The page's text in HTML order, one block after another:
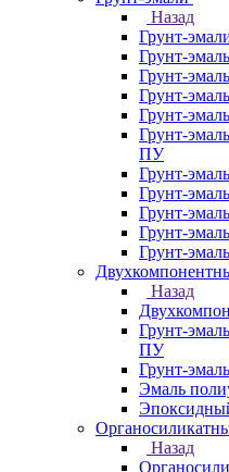
Назад
Грунт-
Грунт-
Грунт-
Грунт-
Грунт-
Грунт-
ПУ
Грунт-
Грунт-
Грунт-
Грунт-
Грунт-
Назад
Грунт-
ПУ
Грунт-
Эмаль
Назад